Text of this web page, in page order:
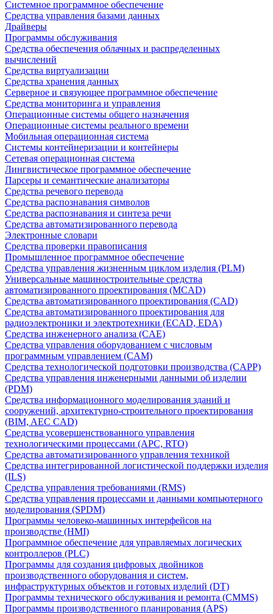
Системное программное обеспечение
Средства управления базами данных
Драйверы
Программы обслуживания
Средства обеспечения облачных и распределенных
вычислений
Средства виртуализации
Средства хранения данных
Серверное и связующее программное обеспечение
Средства мониторинга и управления
Операционные системы общего назначения
Операционные системы реального времени
Мобильная операционная система
Системы контейнеризации и контейнеры
Сетевая операционная система
Лингвистическое программное обеспечение
Парсеры и семантические анализаторы
Средства речевого перевода
Средства распознавания символов
Средства распознавания и синтеза речи
Средства автоматизированного перевода
Электронные словари
Средства проверки правописания
Промышленное программное обеспечение
Средства управления жизненным циклом изделия (PLM)
Универсальные машиностроительные средства
автоматизированного проектирования (MCAD)
Средства автоматизированного проектирования (CAD)
Средства автоматизированного проектирования для
радиоэлектроники и электротехники (ECAD, EDA)
Средства инженерного анализа (CAE)
Средства управления оборудованием с числовым
программным управлением (CAM)
Средства технологической подготовки производства (CAPP)
Средства управления инженерными данными об изделии
(PDM)
Средства информационного моделирования зданий и
сооружений, архитектурно-строительного проектирования
(BIM, AEC CAD)
Средства усовершенствованного управления
технологическими процессами (APC, RTO)
Средства автоматизированного управления техникой
Средства интегрированной логистической поддержки изделия
(ILS)
Средства управления требованиями (RMS)
Средства управления процессами и данными компьютерного
моделирования (SPDM)
Программы человеко-машинных интерфейсов на
производстве (HMI)
Программное обеспечение для управляемых логических
контроллеров (PLC)
Программы для создания цифровых двойников
производственного оборудования и систем,
инфраструктурных объектов и готовых изделий (DT)
Программы технического обслуживания и ремонта (CMMS)
Программы производственного планирования (APS)